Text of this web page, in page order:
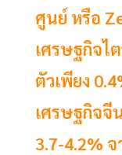
ศูนย์ หรือ
เศรษฐกิจไ
ตัวเพียง
เศรษฐกิจจี
3.7-4.2%